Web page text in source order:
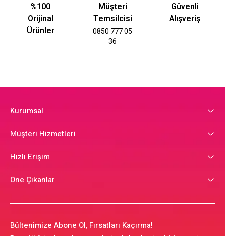
%100
Orijinal
Ürünler
Müşteri
Temsilcisi
0850 777 05
36
Güvenli
Alışveriş
Kurumsal
Müşteri Hizmetleri
Hızlı Erişim
Öne Çıkanlar
Bültenimize Abone Ol, Fırsatları Kaçırma!